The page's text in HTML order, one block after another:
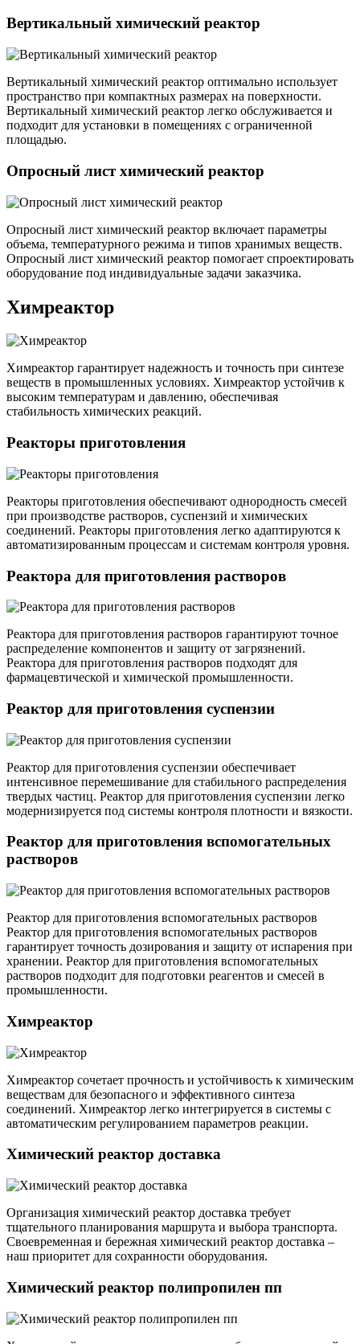
Вертикальный химический реактор
Вертикальный химический реактор оптимально использует
пространство при компактных размерах на поверхности.
Вертикальный химический реактор легко обслуживается и
подходит для установки в помещениях с ограниченной
площадью.
Опросный лист химический реактор
Опросный лист химический реактор включает параметры
объема, температурного режима и типов хранимых веществ.
Опросный лист химический реактор помогает спроектировать
оборудование под индивидуальные задачи заказчика.
Химреактор
Химреактор гарантирует надежность и точность при синтезе
веществ в промышленных условиях. Химреактор устойчив к
высоким температурам и давлению, обеспечивая
стабильность химических реакций.
Реакторы приготовления
Реакторы приготовления обеспечивают однородность смесей
при производстве растворов, суспензий и химических
соединений. Реакторы приготовления легко адаптируются к
автоматизированным процессам и системам контроля уровня.
Реактора для приготовления растворов
Реактора для приготовления растворов гарантируют точное
распределение компонентов и защиту от загрязнений.
Реактора для приготовления растворов подходят для
фармацевтической и химической промышленности.
Реактор для приготовления суспензии
Реактор для приготовления суспензии обеспечивает
интенсивное перемешивание для стабильного распределения
твердых частиц. Реактор для приготовления суспензии легко
модернизируется под системы контроля плотности и вязкости.
Реактор для приготовления вспомогательных
растворов
Реактор для приготовления вспомогательных растворов
Реактор для приготовления вспомогательных растворов
гарантирует точность дозирования и защиту от испарения при
хранении. Реактор для приготовления вспомогательных
растворов подходит для подготовки реагентов и смесей в
промышленности.
Химреактор
Химреактор сочетает прочность и устойчивость к химическим
веществам для безопасного и эффективного синтеза
соединений. Химреактор легко интегрируется в системы с
автоматическим регулированием параметров реакции.
Химический реактор доставка
Организация химический реактор доставка требует
тщательного планирования маршрута и выбора транспорта.
Своевременная и бережная химический реактор доставка –
наш приоритет для сохранности оборудования.
Химический реактор полипропилен пп